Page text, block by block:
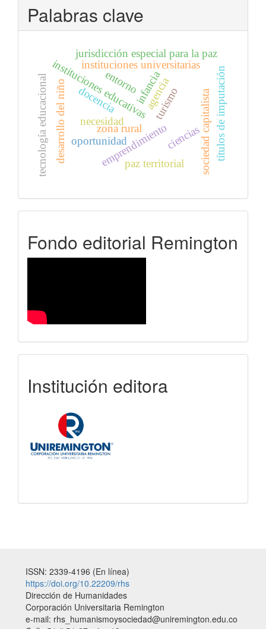
Palabras clave
instituciones educativas
zona rural
emprendimiento
entorno
necesidad
oportunidad
turismo
ciencias
instituciones universitarias
paz territorial
jurisdicción especial para la paz
sociedad capitalista
desarrollo del niño infancia
docencia
tecnología educacional agencia títulos de imputación
Fondo editorial Remington
Institución editora
ISSN: 2339-4196 (En línea)
https://doi.org/10.22209/rhs
Dirección de Humanidades
Corporación Universitaria Remington
e-mail: rhs_humanismoysociedad@uniremington.edu.co